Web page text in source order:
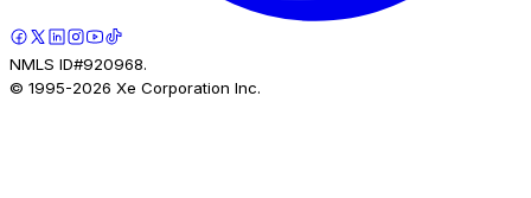
NMLS ID#920968.
© 1995-2026 Xe Corporation Inc.